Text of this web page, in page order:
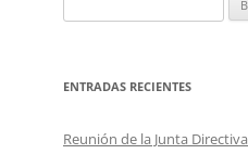
ENTRADAS RECIENTES
Reunión de la Junta Directiva